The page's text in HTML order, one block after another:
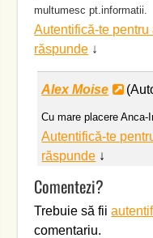
multumesc pt.informatii.
Autentifică-te pentru
răspunde ↓
Alex Moise
Cu mare placere
Autentifică-te
răspunde ↓
Comentezi?
Trebuie să fii
comentariu.